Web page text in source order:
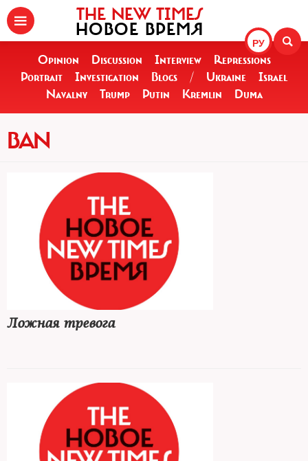
РУ
THE NEW TIMES
НОВОЕ ВРЕМЯ
Opinion Discussion Interview
Repressions
Portrait
Investigation Blogs / Ukraine
Israel
Navalny
Trump Putin Kremlin Duma
BAN
Ложная тревога